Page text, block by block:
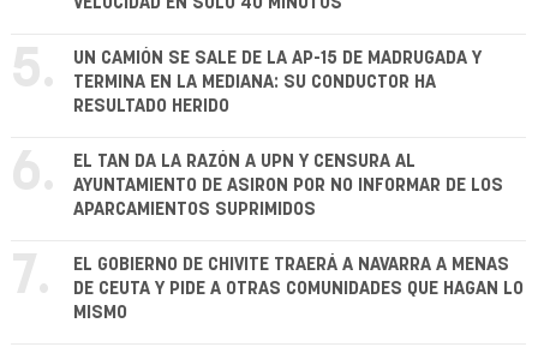
5.
UN CAMIÓN SE SALE DE LA AP-15 DE MADRUGADA Y
TERMINA EN LA MEDIANA: SU CONDUCTOR HA
RESULTADO HERIDO
6.
EL TAN DA LA RAZÓN A UPN Y CENSURA AL
AYUNTAMIENTO DE ASIRON POR NO INFORMAR DE LOS
APARCAMIENTOS SUPRIMIDOS
7.
EL GOBIERNO DE CHIVITE TRAERÁ A NAVARRA A MENAS
DE CEUTA Y PIDE A OTRAS COMUNIDADES QUE HAGAN LO
MISMO